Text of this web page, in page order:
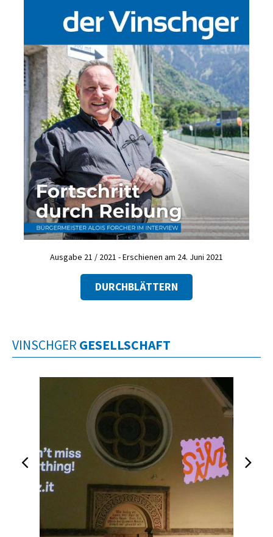
Ausgabe 21 / 2021 - Erschienen am 24. Juni 2021
DURCHBLÄTTERN
VINSCHGER GESELLSCHAFT